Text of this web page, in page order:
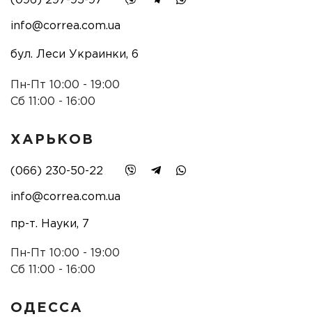
info@correa.com.ua
бул. Леси Украинки, 6
Пн-Пт 10:00 - 19:00
Сб 11:00 - 16:00
ХАРЬКОВ
(066) 230-50-22
info@correa.com.ua
пр-т. Науки, 7
Пн-Пт 10:00 - 19:00
Сб 11:00 - 16:00
ОДЕССА